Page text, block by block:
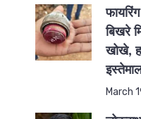
बिखरे
खोखे,
March